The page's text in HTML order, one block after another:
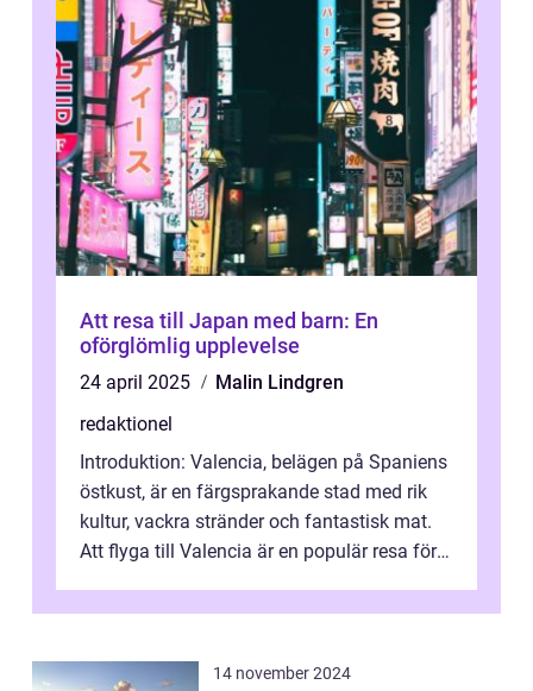
Att resa till Japan med barn: En
oförglömlig upplevelse
24 april 2025
Malin Lindgren
redaktionel
Introduktion: Valencia, belägen på Spaniens
östkust, är en färgsprakande stad med rik
kultur, vackra stränder och fantastisk mat.
Att flyga till Valencia är en populär resa för
14 november 2024